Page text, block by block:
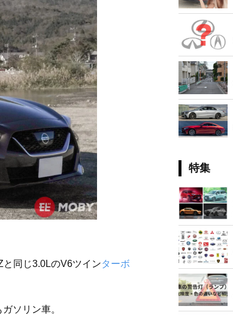
同じ3.0LのV6ツインターボ
ソリン車。
特集